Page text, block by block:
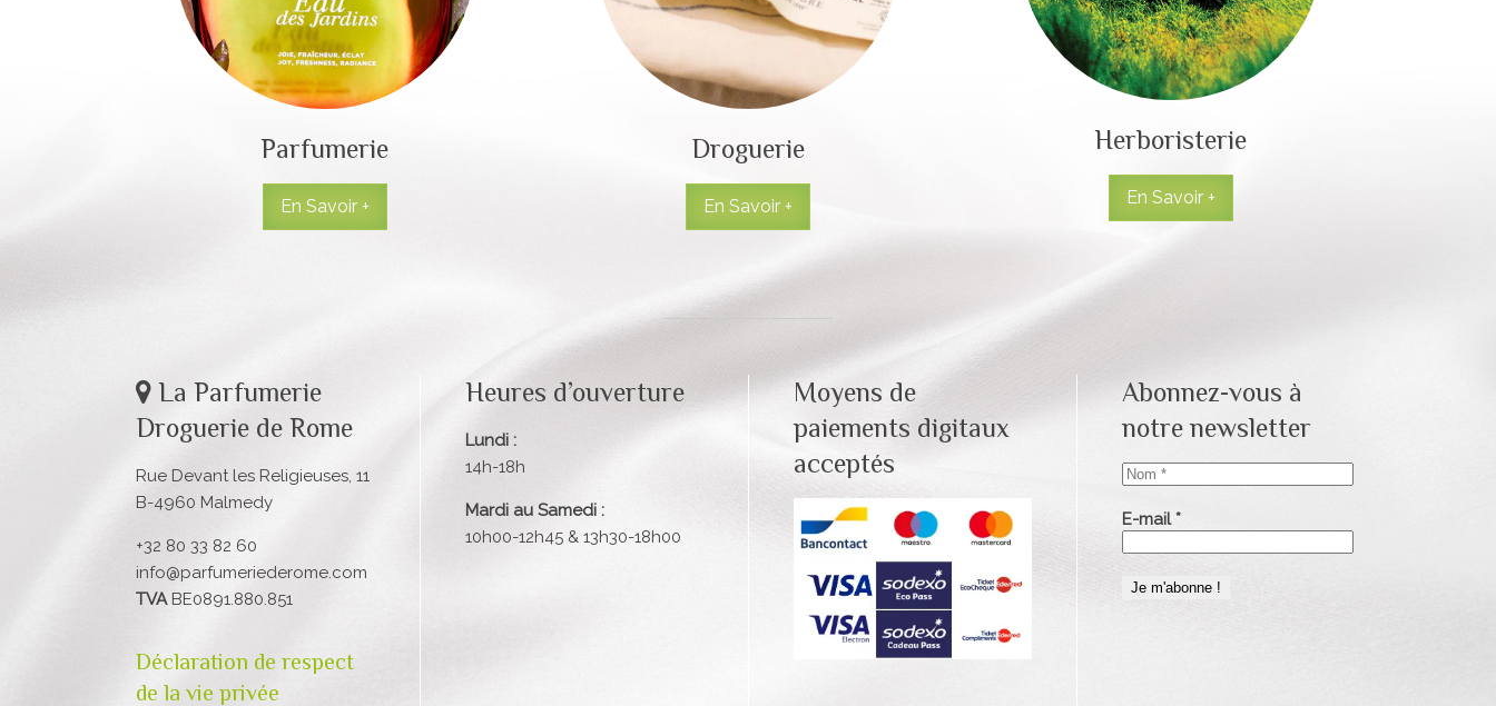
Parfumerie
En Savoir +
Droguerie
En Savoir +
Herboristerie
En Savoir +
La Parfumerie
Droguerie de Rome
Rue Devant les Religieuses, 11
B-4960 Malmedy
+32 80 33 82 60
info@parfumeriederome.com
TVABE0891.880.851
Déclaration de respect
de la vie privée
Heures d’ouverture
Lundi :
14h-18h
Mardi au Samedi :
10h00-12h45 & 13h30-18h00
Moyens de
paiements digitaux
acceptés
Abonnez-vous à
notre newsletter
Nom
E-mail*